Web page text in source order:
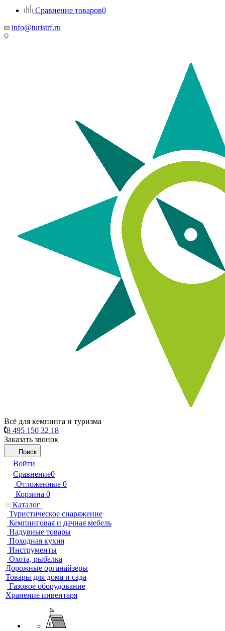
Сравнение товаров0
info@turistrf.ru
Всё для кемпинга и туризма
8 495 150 32 18
Заказать звонок
Поиск
Войти
Сравнение0
Отложенные 0
Корзина 0
Каталог
Туристическое снаряжение
Кемпинговая и дачная мебель
Надувные товары
Походная кухня
Инструменты
Охота, рыбалка
Дорожные органайзеры
Товары для дома и сада
Газовое оборудование
Хранение инвентаря